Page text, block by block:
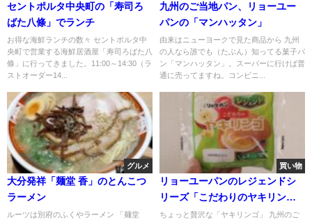
セントポルタ中央町の「寿司ろ
ばた八條」でランチ
お得な海鮮ランチの数々 セントポルタ中
央町で営業する海鮮居酒屋「寿司ろばた八
條」に行ってきました。11:00～14:30（ラ
ストオーダー14...
九州のご当地パン、リョーユー
パンの「マンハッタン」
由来はニューヨークで見た商品から 九州
の人なら誰でも（たぶん）知ってる菓子パ
ン「マンハッタン」。スーパーに行けば普
通に売ってますね。コンビニ...
グルメ
大分発祥「麺堂 香」のとんこつ
ラーメン
ルーツは別府のふくやラーメン 「麺堂
買い物
リョーユーパンのレジェンドシ
リーズ「こだわりのヤキリン
ゴ」
ちょっと贅沢な「ヤキリンゴ」 九州のご